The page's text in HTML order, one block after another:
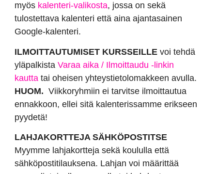
myös kalenteri-valikosta, jossa on sekä
tulostettava kalenteri että aina ajantasainen
Google-kalenteri.
ILMOITTAUTUMISET KURSSEILLE voi tehdä
yläpalkista Varaa aika / Ilmoittaudu -linkin
kautta tai oheisen yhteystietolomakkeen avulla.
HUOM. Viikkoryhmiin ei tarvitse ilmoittautua
ennakkoon, ellei sitä kalenterissamme erikseen
pyydetä!
LAHJAKORTTEJA SÄHKÖPOSTITSE
Myymme lahjakortteja sekä koululla että
sähköpostitilauksena. Lahjan voi määrittää